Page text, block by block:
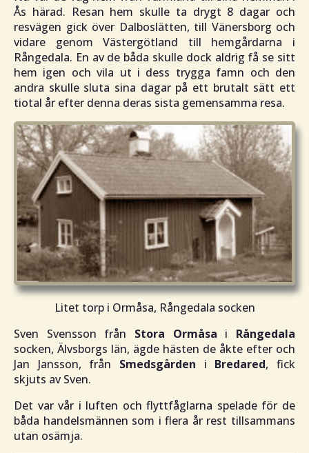
Ås härad. Resan hem skulle ta drygt 8 dagar och
resvägen gick över Dalboslätten, till Vänersborg och
vidare genom Västergötland till hemgårdarna i
Rångedala. En av de båda skulle dock aldrig få se sitt
hem igen och vila ut i dess trygga famn och den
andra skulle sluta sina dagar på ett brutalt sätt ett
tiotal år efter denna deras sista gemensamma resa.
Litet torp i Ormåsa, Rångedala socken
Sven Svensson från Stora Ormåsa i Rångedala
socken, Älvsborgs län, ägde hästen de åkte efter och
Jan Jansson, från Smedsgården i Bredared, fick
skjuts av Sven.
Det var vår i luften och flyttfåglarna spelade för de
båda handelsmännen som i flera år rest tillsammans
utan osämja.